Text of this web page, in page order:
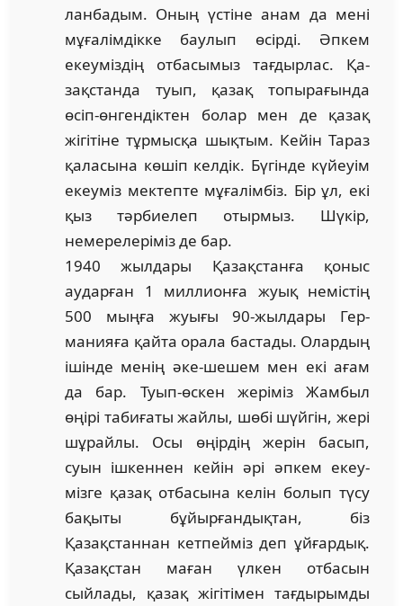
ланбадым. Оның үстіне анам да мені
мұғалімдікке бау­лып өсірді. Әпкем
екеуміздің отбасымыз тағдырлас. Қа­
зақстанда туып, қазақ топырағында
өсіп-өнгендіктен бо­лар мен де қазақ
жігітіне тұрмысқа шықтым. Кейін Тараз
қаласына көшіп келдік. Бүгінде күйеуім
екеуміз мектепте мұғалімбіз. Бір ұл, екі
қыз тәрбиелеп отырмыз. Шүкір,
немерелеріміз де бар.
1940 жылдары Қазақстанға қоныс
аударған 1 мил­лион­ға жуық немістің
500 мыңға жуығы 90-жылдары Гер­
манияға қайта орала бастады. Олардың
ішінде менің әке-шешем мен екі ағам
да бар. Туып-өскен жеріміз Жам­был
өңірі табиғаты жайлы, шөбі шүйгін, жері
шұрайлы. Осы өңірдің жерін басып,
суын ішкеннен кейін әрі әпкем екеу­
мізге қазақ отбасына келін болып түсу
бақыты бұйырғандықтан, біз
Қазақстаннан кетпейміз деп ұй­ғардық.
Қазақстан маған үлкен отбасын
сыйлады, қа­зақ жігітімен тағдырымды